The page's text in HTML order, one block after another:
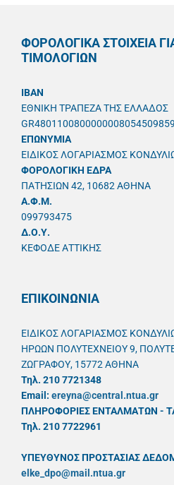
ΦΟΡΟΛΟΓΙΚΑ ΣΤΟΙΧΕΙΑ
ΤΙΜΟΛΟΓΙΩΝ
IBAN
ΕΘΝΙΚΗ ΤΡΑΠΕΖΑ ΤΗΣ ΕΛΛΑΔΟΣ
GR4801100800000008054509859
ΕΠΩΝΥΜΙΑ
ΕΙΔΙΚΟΣ ΛΟΓΑΡΙΑΣΜΟΣ
ΦΟΡΟΛΟΓΙΚΗ ΕΔΡΑ
ΠΑΤΗΣΙΩΝ 42, 10682 ΑΘΗΝΑ
A.Φ.Μ.
099793475
Δ.Ο.Υ.
ΚΕΦΟΔΕ ΑΤΤΙΚΗΣ
ΕΠΙΚΟΙΝΩΝΙΑ
ΕΙΔΙΚΟΣ ΛΟΓΑΡΙΑΣΜΟΣ
ΗΡΩΩΝ ΠΟΛΥΤΕΧΝΕΙΟΥ 9,
ΖΩΓΡΑΦΟΥ, 15772 ΑΘΗΝΑ
Τηλ. 210 7721348
Email: ereyna@central.ntua.gr
ΠΛΗΡΟΦΟΡΙΕΣ ΕΝΤΑΛΜΑΤΩΝ -
Τηλ. 210 7722961
ΥΠΕΥΘYΝΟΣ ΠΡΟΣΤΑΣΙΑΣ
elke_dpo@mail.ntua.gr